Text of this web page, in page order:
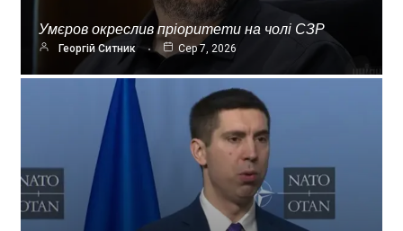
Умєров окреслив пріоритети на чолі СЗР
Георгій Ситник Сер 7, 2026